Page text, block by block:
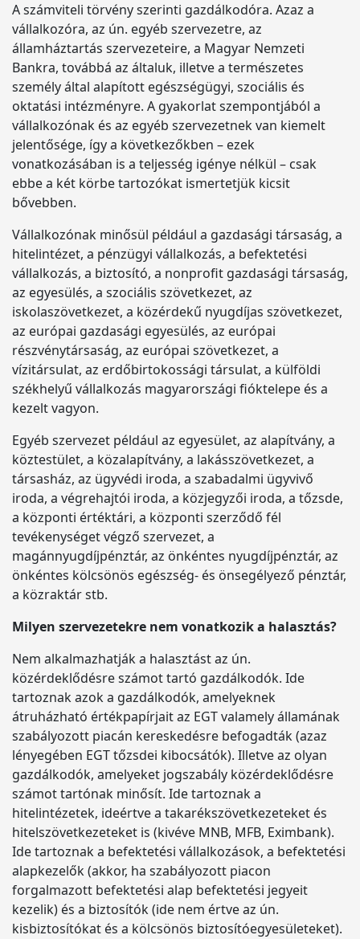
A számviteli törvény szerinti gazdálkodóra. Azaz a
vállalkozóra, az ún. egyéb szervezetre, az
államháztartás szervezeteire, a Magyar Nemzeti
Bankra, továbbá az általuk, illetve a természetes
személy által alapított egészségügyi, szociális és
oktatási intézményre. A gyakorlat szempontjából a
vállalkozónak és az egyéb szervezetnek van kiemelt
jelentősége, így a következőkben – ezek
vonatkozásában is a teljesség igénye nélkül – csak
ebbe a két körbe tartozókat ismertetjük kicsit
bővebben.
Vállalkozónak minősül például a gazdasági társaság, a
hitelintézet, a pénzügyi vállalkozás, a befektetési
vállalkozás, a biztosító, a nonprofit gazdasági társaság,
az egyesülés, a szociális szövetkezet, az
iskolaszövetkezet, a közérdekű nyugdíjas szövetkezet,
az európai gazdasági egyesülés, az európai
részvénytársaság, az európai szövetkezet, a
vízitársulat, az erdőbirtokossági társulat, a külföldi
székhelyű vállalkozás magyarországi fióktelepe és a
kezelt vagyon.
Egyéb szervezet például az egyesület, az alapítvány, a
köztestület, a közalapítvány, a lakásszövetkezet, a
társasház, az ügyvédi iroda, a szabadalmi ügyvivő
iroda, a végrehajtói iroda, a közjegyzői iroda, a tőzsde,
a központi értéktári, a központi szerződő fél
tevékenységet végző szervezet, a
magánnyugdíjpénztár, az önkéntes nyugdíjpénztár, az
önkéntes kölcsönös egészség- és önsegélyező pénztár,
a közraktár stb.
Milyen szervezetekre nem vonatkozik a halasztás?
Nem alkalmazhatják a halasztást az ún.
közérdeklődésre számot tartó gazdálkodók. Ide
tartoznak azok a gazdálkodók, amelyeknek
átruházható értékpapírjait az EGT valamely államának
szabályozott piacán kereskedésre befogadták (azaz
lényegében EGT tőzsdei kibocsátók). Illetve az olyan
gazdálkodók, amelyeket jogszabály közérdeklődésre
számot tartónak minősít. Ide tartoznak a
hitelintézetek, ideértve a takarékszövetkezeteket és
hitelszövetkezeteket is (kivéve MNB, MFB, Eximbank).
Ide tartoznak a befektetési vállalkozások, a befektetési
alapkezelők (akkor, ha szabályozott piacon
forgalmazott befektetési alap befektetési jegyeit
kezelik) és a biztosítók (ide nem értve az ún.
kisbiztosítókat és a kölcsönös biztosítóegyesületeket).